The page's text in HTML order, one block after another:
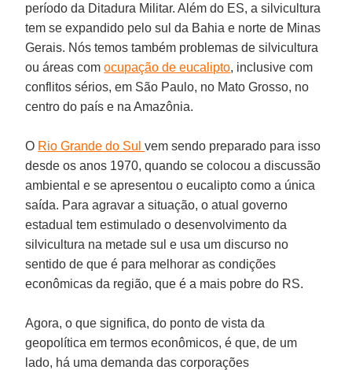
período da Ditadura Militar. Além do ES, a silvicultura
tem se expandido pelo sul da Bahia e norte de Minas
Gerais. Nós temos também problemas de silvicultura
ou áreas comocupação de eucalipto, inclusive com
conflitos sérios, em São Paulo, no Mato Grosso, no
centro do país e na Amazônia.
O Rio Grande do Sulvem sendo preparado para isso
desde os anos 1970, quando se colocou a discussão
ambiental e se apresentou o eucalipto como a única
saída. Para agravar a situação, o atual governo
estadual tem estimulado o desenvolvimento da
silvicultura na metade sul e usa um discurso no
sentido de que é para melhorar as condições
econômicas da região, que é a mais pobre do RS.
Agora, o que significa, do ponto de vista da
geopolítica em termos econômicos, é que, de um
lado, há uma demanda das corporações